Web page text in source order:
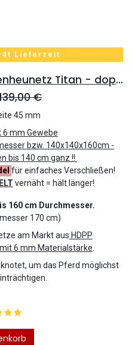
4t Lieferzeit
45mm L Profi-Rundballenheunetz Titan - doppelt vernäht - 6mm Gewebe - 170cmØx160cm/h - bis160cm Rundballen
€
45 mm
mm Gewebe
bzw. 140x140x160cm -
bis 140 cm ganz !!
für einfaches Verschließen!
vernäht = hält länger!
160 cm Durchmesser.
170 cm)
am Markt aus HDPP
6 mm Materialstärke
um das Pferd möglichst